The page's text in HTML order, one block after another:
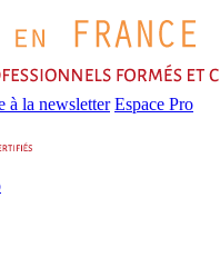
à la newsletter Espace Pro